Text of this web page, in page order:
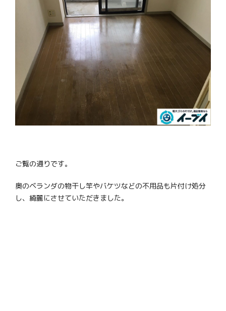
ご覧の通りです。
奥のベランダの物干し竿やバケツなどの不用品も片付け処分
し、綺麗にさせていただきました。